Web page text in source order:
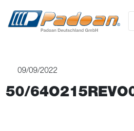
09/09/2022
50/